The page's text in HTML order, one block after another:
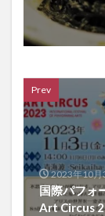
Prev
2023年10月
国際パフォ
Art Circus